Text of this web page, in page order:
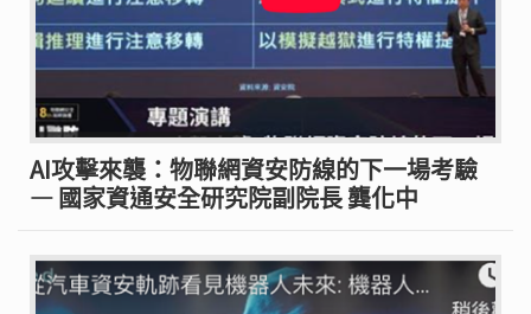
AI攻擊來襲：物聯網資安防線的下一場考驗
— 國家資通安全研究院副院長 龔化中